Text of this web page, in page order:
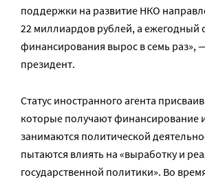
поддержки на развитие НКО
22 миллиардов рублей, а ежегодный
финансирования вырос в семь раз»,
президент.
Статус иностранного агента
которые получают финансирование
занимаются политической
пытаются влиять на «выработку и
государственной политики». Во